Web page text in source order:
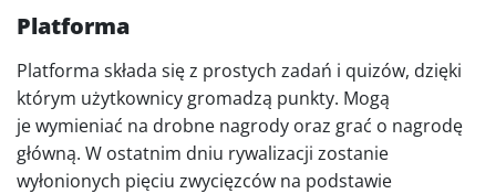
Platforma
Platforma składa się z prostych zadań i quizów, dzięki
którym użytkownicy gromadzą punkty. Mogą
je wymieniać na drobne nagrody oraz grać o nagrodę
główną. W ostatnim dniu rywalizacji zostanie
wyłonionych pięciu zwycięzców na podstawie